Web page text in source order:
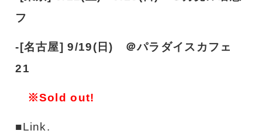
フ
-[名古屋] 9/19(日) ＠パラダイスカフェ
21
※Sold out!
■Link.